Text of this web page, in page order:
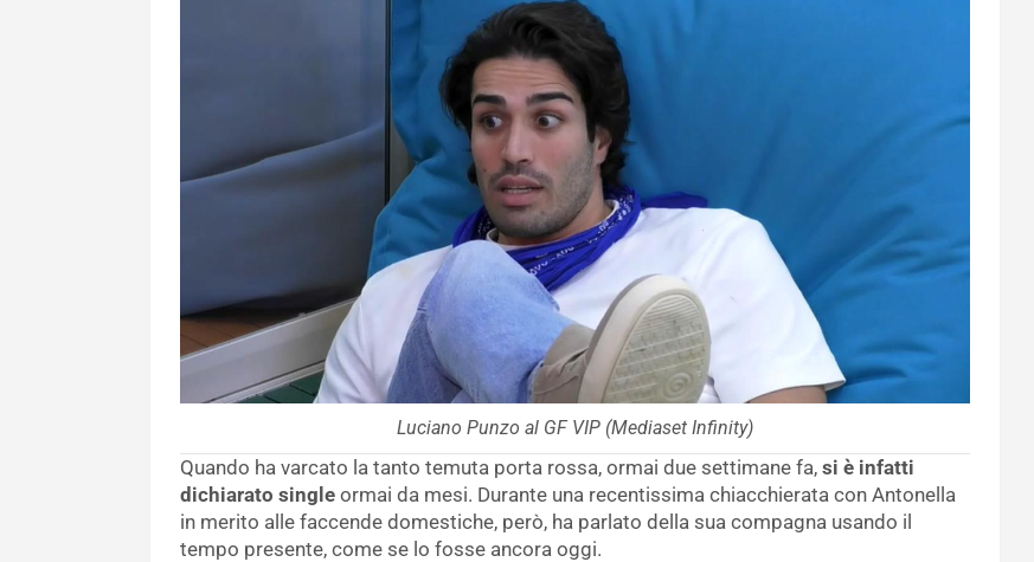
Luciano Punzo al GF VIP (Mediaset Infinity)
Quando ha varcato la tanto temuta porta rossa, ormai due settimane fa, si è infatti
dichiarato single ormai da mesi. Durante una recentissima chiacchierata con Antonella
in merito alle faccende domestiche, però, ha parlato della sua compagna usando il
tempo presente, come se lo fosse ancora oggi.